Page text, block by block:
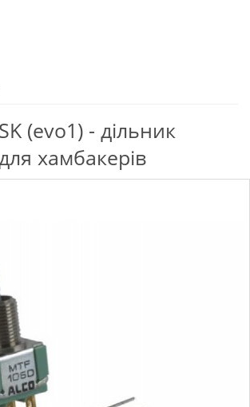
(evo1) - дільник
хамбакерів